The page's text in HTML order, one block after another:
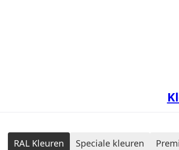
RAL Kleuren Speciale kleuren